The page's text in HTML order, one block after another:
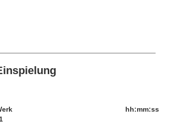
hh:mm:ss